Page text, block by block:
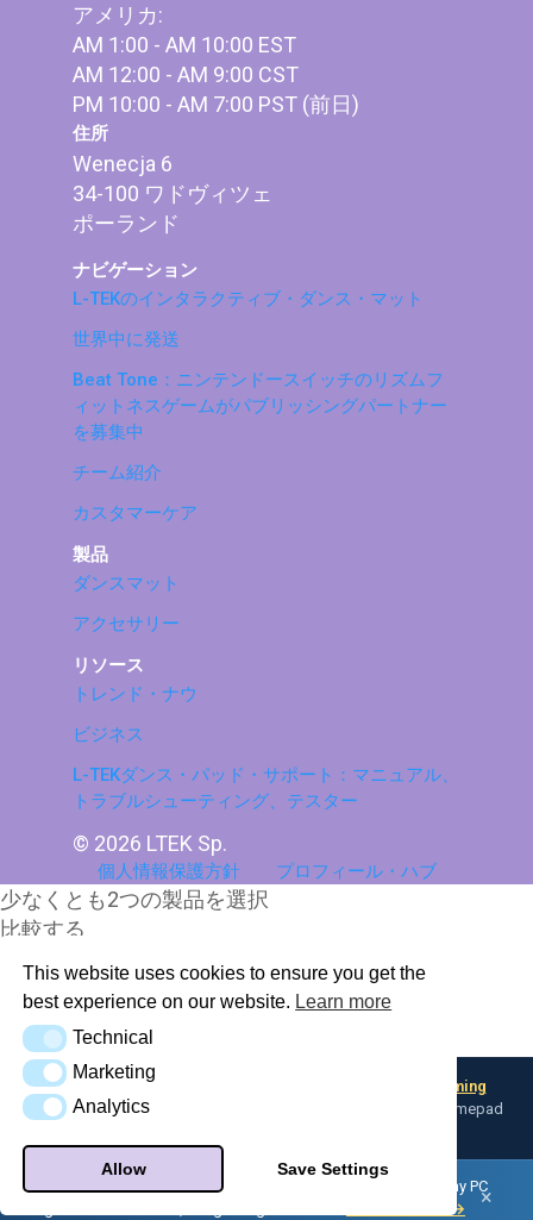
This website uses cookies to ensure you get the
best experience on our website. Learn more
Technical
Technical
Marketing
Marketing
AnalyticsAnalytics
Allow Save Settings
アメリカ:
AM 1:00 - AM 10:00 EST
AM 12:00 - AM 9:00 CST
PM 10:00 - AM 7:00 PST (前日)
住所
Wenecja 6
34-100 ワドヴィツェ
ポーランド
ナビゲーション
L-TEKのインタラクティブ・ダンス・マット
世界中に発送
Beat Tone：ニンテンドースイッチのリズムフ
ィットネスゲームがパブリッシングパートナー
を募集中
チーム紹介
カスタマーケア
製品
ダンスマット
アクセサリー
リソース
トレンド・ナウ
ビジネス
L-TEKダンス・パッド・サポート：マニュアル、
トラブルシューティング、テスター
© 2026 LTEK Sp.
個人情報保護方針 プロフィール・ハブ
少なくとも2つの製品を選択
比較する
比較を見る
Looking for input flexibility? Discover
Boulder — L-TEK Gaming
Converter— map any input device to keyboard, mouse, or gamepad
Did you know — your L-TEK dance pad can be a controller for any PC
Meet Boulder → ×